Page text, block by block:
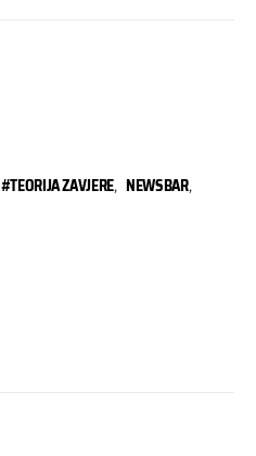
#TEORIJA ZAVJERE, NEWSBAR,